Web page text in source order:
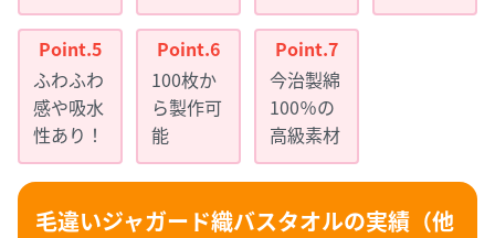
ふわふわ
感や吸水
性あり！
100枚か
ら製作可
能
今治製綿
100％の
高級素材
毛違いジャガード織バスタオルの実績（他